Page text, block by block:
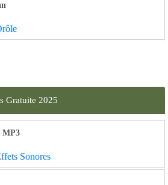
Gratuite 2025
MP3
Sonores